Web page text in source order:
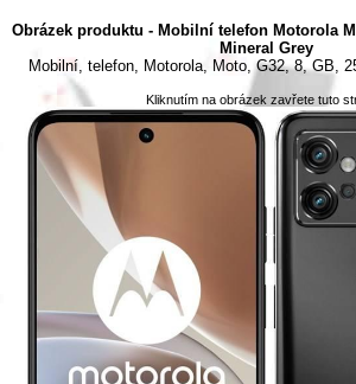
Obrázek produktu - Mobilní telefon Motorola
Mineral Grey
Mobilní, telefon, Motorola, Moto, G32, 8, GB,
Kliknutím na obrázek zavřete tuto